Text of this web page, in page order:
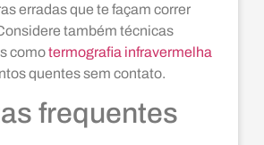
erradas que te façam correr
também técnicas
comotermografia infravermelha
quentes sem contato.
frequentes